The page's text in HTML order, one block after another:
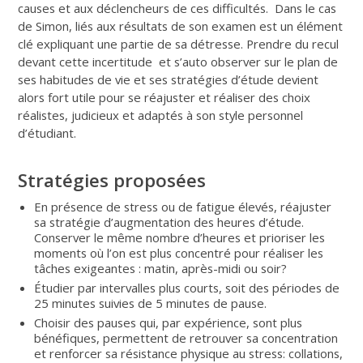
causes et aux déclencheurs de ces difficultés. Dans le cas
de Simon, liés aux résultats de son examen est un élément
clé expliquant une partie de sa détresse. Prendre du recul
devant cette incertitude et s’auto observer sur le plan de
ses habitudes de vie et ses stratégies d’étude devient
alors fort utile pour se réajuster et réaliser des choix
réalistes, judicieux et adaptés à son style personnel
d’étudiant.
Stratégies proposées
En présence de stress ou de fatigue élevés, réajuster
sa stratégie d’augmentation des heures d’étude.
Conserver le même nombre d’heures et prioriser les
moments où l’on est plus concentré pour réaliser les
tâches exigeantes : matin, après-midi ou soir?
Étudier par intervalles plus courts, soit des périodes de
25 minutes suivies de 5 minutes de pause.
Choisir des pauses qui, par expérience, sont plus
bénéfiques, permettent de retrouver sa concentration
et renforcer sa résistance physique au stress: collations,